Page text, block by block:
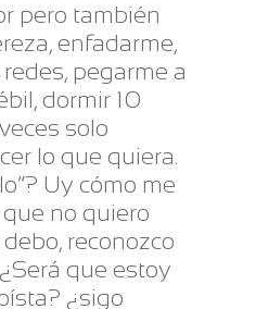
pero también
enfadarme,
pegarme a
dormir 10
solo
lo que quiera.
Uy cómo me
no quiero
reconozco
que estoy
¿sigo